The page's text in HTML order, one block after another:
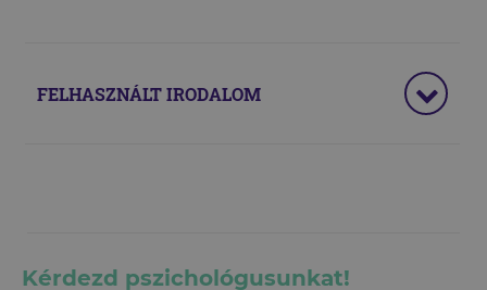
FELHASZNÁLT IRODALOM
Kérdezd pszichológusunkat!